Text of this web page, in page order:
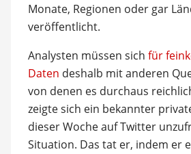
Monate, Regionen oder gar
veröffentlicht.
Analysten müssen sich für
Daten deshalb mit anderen
von denen es durchaus
zeigte sich ein bekannter
dieser Woche auf Twitter
Situation. Das tat er, indem er